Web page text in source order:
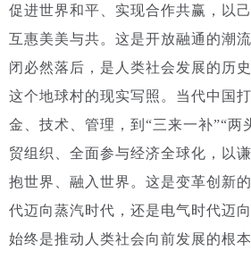
促进世界和平、实现合作共赢，以
互惠美美与共。这是开放融通的潮
闭必然落后，是人类社会发展的历
这个地球村的现实写照。当代中国
金、技术、管理，到“三来一补”“两
贸组织、全面参与经济全球化，以
抱世界、融入世界。这是变革创新
代迈向蒸汽时代，还是电气时代迈
始终是推动人类社会向前发展的根